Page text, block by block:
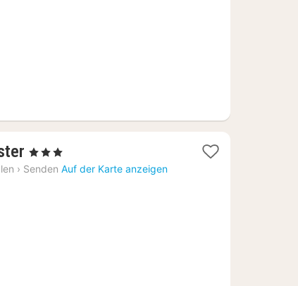
1
Nacht
, 3 Sterne
› Senden Auf der Karte anzeigen